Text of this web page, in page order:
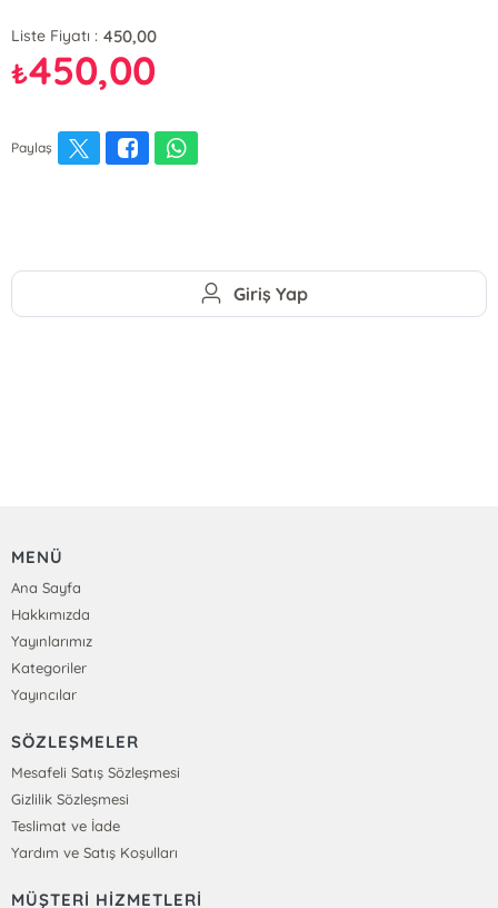
Liste Fiyatı : 450,00
₺450,00
Paylaş
Giriş Yap
MENÜ
Ana Sayfa
Hakkımızda
Yayınlarımız
Kategoriler
Yayıncılar
SÖZLEŞMELER
Mesafeli Satış Sözleşmesi
Gizlilik Sözleşmesi
Teslimat ve İade
Yardım ve Satış Koşulları
MÜŞTERİ HİZMETLERİ